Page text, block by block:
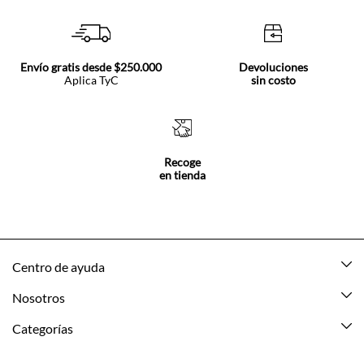
Envío gratis desde $250.000
Aplica TyC
Devoluciones
sin costo
Recoge
en tienda
Centro de ayuda
Mis pedidos
Nosotros
Acerca de Tennis
Categorías